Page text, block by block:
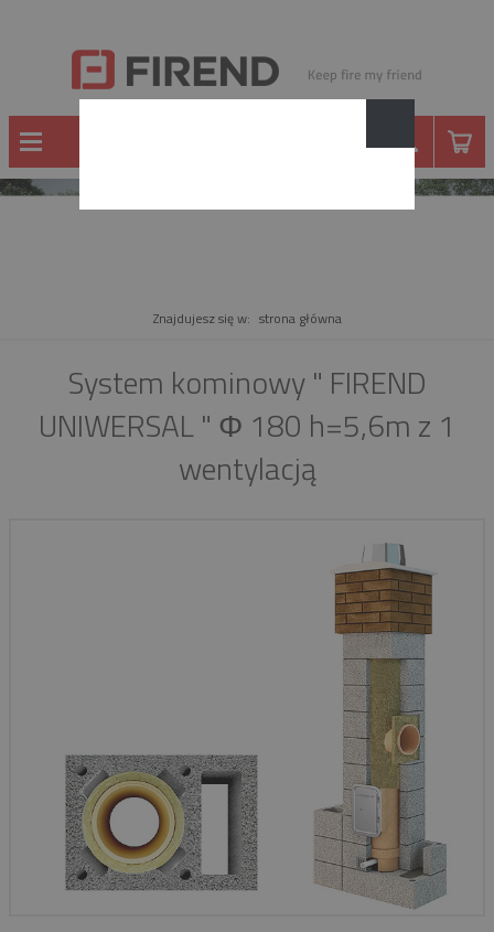
Znajdujesz się w: strona główna
System kominowy " FIREND
UNIWERSAL " Φ 180 h=5,6m z 1
wentylacją